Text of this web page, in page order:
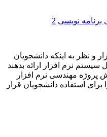
برنامه نویسی 2
و نظر به اینکه دانشجویان
سیستم نرم افزار ارائه بدهند
پروژه مهندسی نرم افزار
استفاده دانشجویان قرار